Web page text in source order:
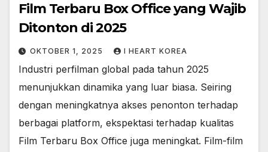
Film Terbaru Box Office yang Wajib
Ditonton di 2025
OKTOBER 1, 2025 I HEART KOREA
Industri perfilman global pada tahun 2025
menunjukkan dinamika yang luar biasa. Seiring
dengan meningkatnya akses penonton terhadap
berbagai platform, ekspektasi terhadap kualitas
Film Terbaru Box Office juga meningkat. Film-film